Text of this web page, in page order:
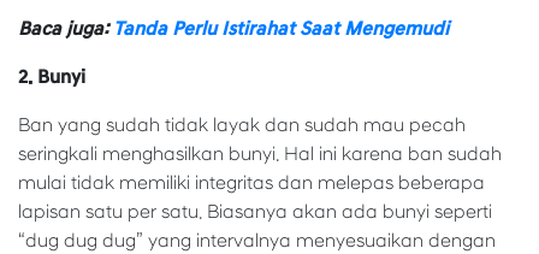
Baca juga: Tanda Perlu Istirahat Saat Mengemudi
2. Bunyi
Ban yang sudah tidak layak dan sudah mau pecah
seringkali menghasilkan bunyi. Hal ini karena ban sudah
mulai tidak memiliki integritas dan melepas beberapa
lapisan satu per satu. Biasanya akan ada bunyi seperti
“dug dug dug” yang intervalnya menyesuaikan dengan